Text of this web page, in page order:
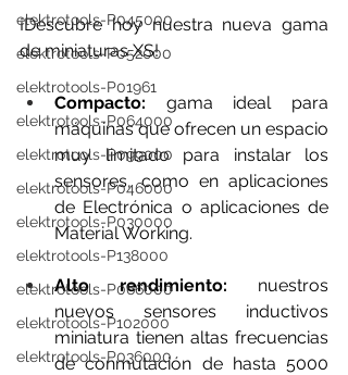
elektrotools-P045000
elektrotools-P052000
elektrotools-P01961
elektrotools-P064000
elektrotools-P099000
elektrotools-P046000
elektrotools-P030000
elektrotools-P138000
elektrotools-P066000
elektrotools-P102000
elektrotools-P036000
¡Descubre hoy nuestra nueva gama
de miniaturas XS!
Compacto: gama ideal para
máquinas que ofrecen un espacio
muy limitado para instalar los
sensores, como en aplicaciones
de Electrónica o aplicaciones de
Material Working.
Alto rendimiento: nuestros
nuevos sensores inductivos
miniatura tienen altas frecuencias
de conmutación de hasta 5000